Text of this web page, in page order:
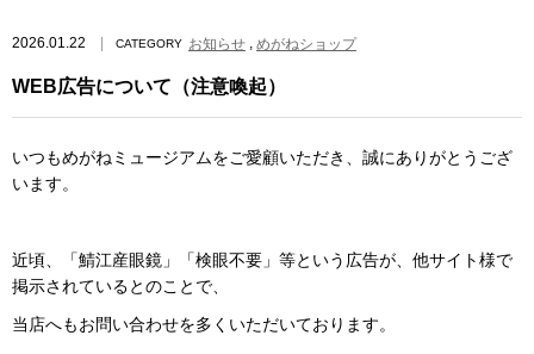
2026.01.22 CATEGORY お知らせ , めがねショップ
WEB広告について（注意喚起）
いつもめがねミュージアムをご愛顧いただき、誠にありがとうござ
います。
近頃、「鯖江産眼鏡」「検眼不要」等という広告が、他サイト様で
掲示されているとのことで、
当店へもお問い合わせを多くいただいております。